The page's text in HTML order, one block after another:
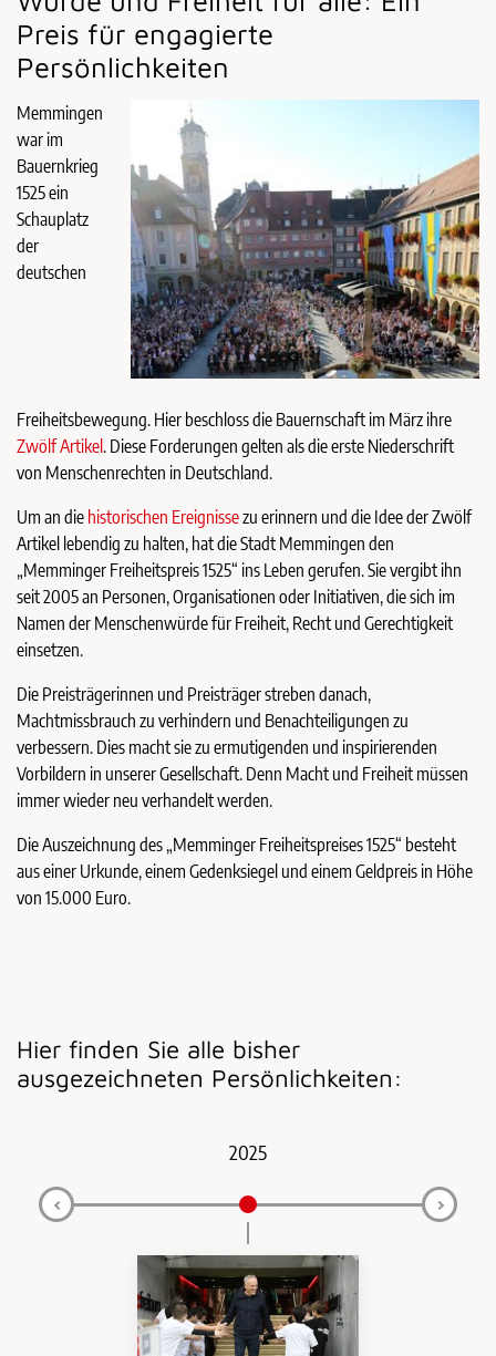
Preis für engagierte
Persönlichkeiten
Memmingen
war im
Bauernkrieg
1525 ein
Schauplatz
der
deutschen
Freiheitsbewegung. Hier beschloss die Bauernschaft im März ihre
Zwölf Artikel. Diese Forderungen gelten als die erste Niederschrift
von Menschenrechten in Deutschland.
Um an die historischen Ereignissezu erinnern und die Idee der Zwölf
Artikel lebendig zu halten, hat die Stadt Memmingen den
„Memminger Freiheitspreis 1525“ ins Leben gerufen. Sie vergibt ihn
seit 2005 an Personen, Organisationen oder Initiativen, die sich im
Namen der Menschenwürde für Freiheit, Recht und Gerechtigkeit
einsetzen.
Die Preisträgerinnen und Preisträger streben danach,
Machtmissbrauch zu verhindern und Benachteiligungen zu
verbessern. Dies macht sie zu ermutigenden und inspirierenden
Vorbildern in unserer Gesellschaft. Denn Macht und Freiheit müssen
immer wieder neu verhandelt werden.
Die Auszeichnung des „Memminger Freiheitspreises 1525“ besteht
aus einer Urkunde, einem Gedenksiegel und einem Geldpreis in Höhe
von 15.000 Euro.
Hier finden Sie alle bisher
ausgezeichneten Persönlichkeiten:
2025